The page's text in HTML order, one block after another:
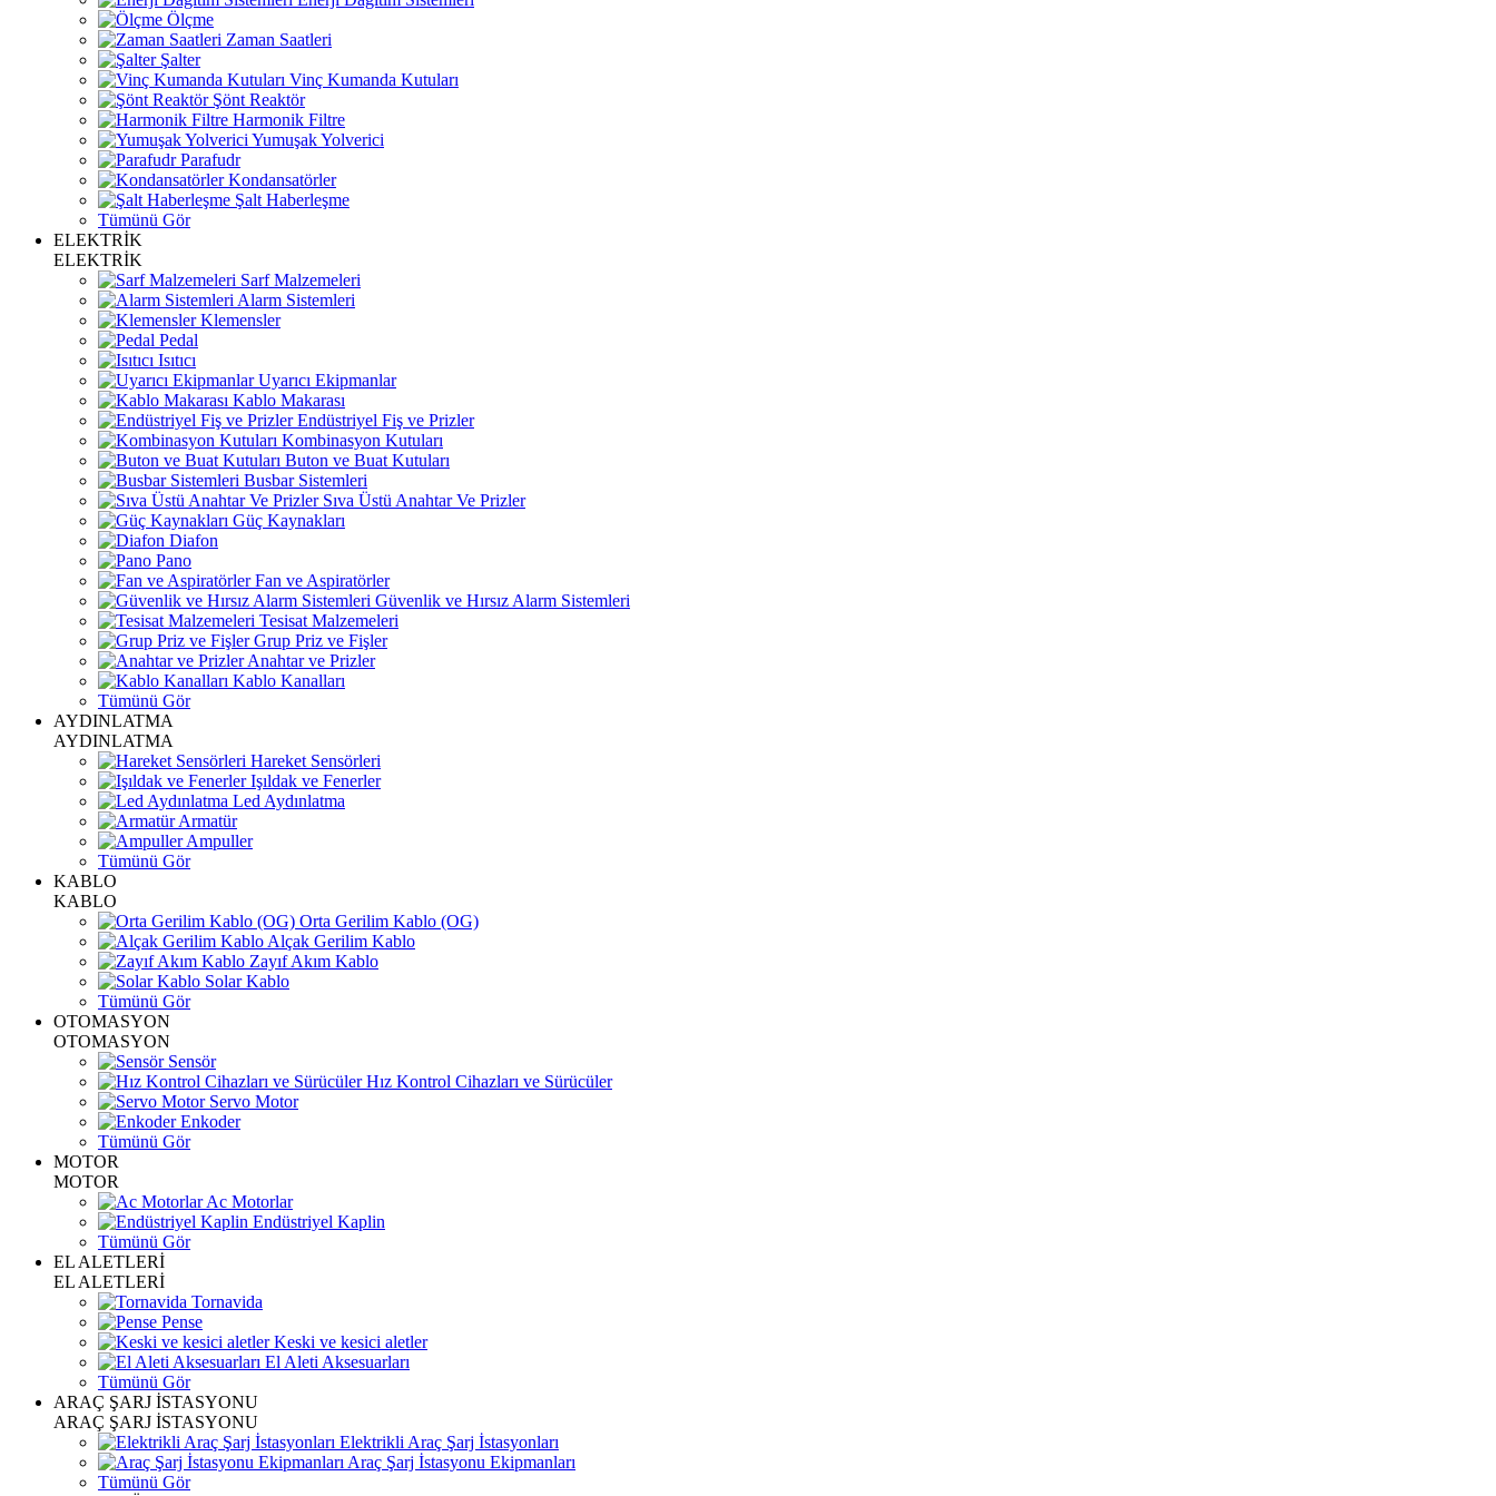
Ölçme
Zaman Saatleri
Şalter
Vinç Kumanda Kutuları
Şönt Reaktör
Harmonik Filtre
Yumuşak Yolverici
Parafudr
Kondansatörler
Şalt Haberleşme
Tümünü Gör
ELEKTRİK
ELEKTRİK
Sarf Malzemeleri
Alarm Sistemleri
Klemensler
Pedal
Isıtıcı
Uyarıcı Ekipmanlar
Kablo Makarası
Endüstriyel Fiş ve Prizler
Kombinasyon Kutuları
Buton ve Buat Kutuları
Busbar Sistemleri
Sıva Üstü Anahtar Ve Prizler
Güç Kaynakları
Diafon
Pano
Fan ve Aspiratörler
Güvenlik ve Hırsız Alarm Sistemleri
Tesisat Malzemeleri
Grup Priz ve Fişler
Anahtar ve Prizler
Kablo Kanalları
Tümünü Gör
AYDINLATMA
AYDINLATMA
Hareket Sensörleri
Işıldak ve Fenerler
Led Aydınlatma
Armatür
Ampuller
Tümünü Gör
KABLO
KABLO
Orta Gerilim Kablo (OG)
Alçak Gerilim Kablo
Zayıf Akım Kablo
Solar Kablo
Tümünü Gör
OTOMASYON
OTOMASYON
Sensör
Hız Kontrol Cihazları ve Sürücüler
Servo Motor
Enkoder
Tümünü Gör
MOTOR
MOTOR
Ac Motorlar
Endüstriyel Kaplin
Tümünü Gör
EL ALETLERİ
EL ALETLERİ
Tornavida
Pense
Keski ve kesici aletler
El Aleti Aksesuarları
Tümünü Gör
ARAÇ ŞARJ İSTASYONU
ARAÇ ŞARJ İSTASYONU
Elektrikli Araç Şarj İstasyonları
Araç Şarj İstasyonu Ekipmanları
Tümünü Gör